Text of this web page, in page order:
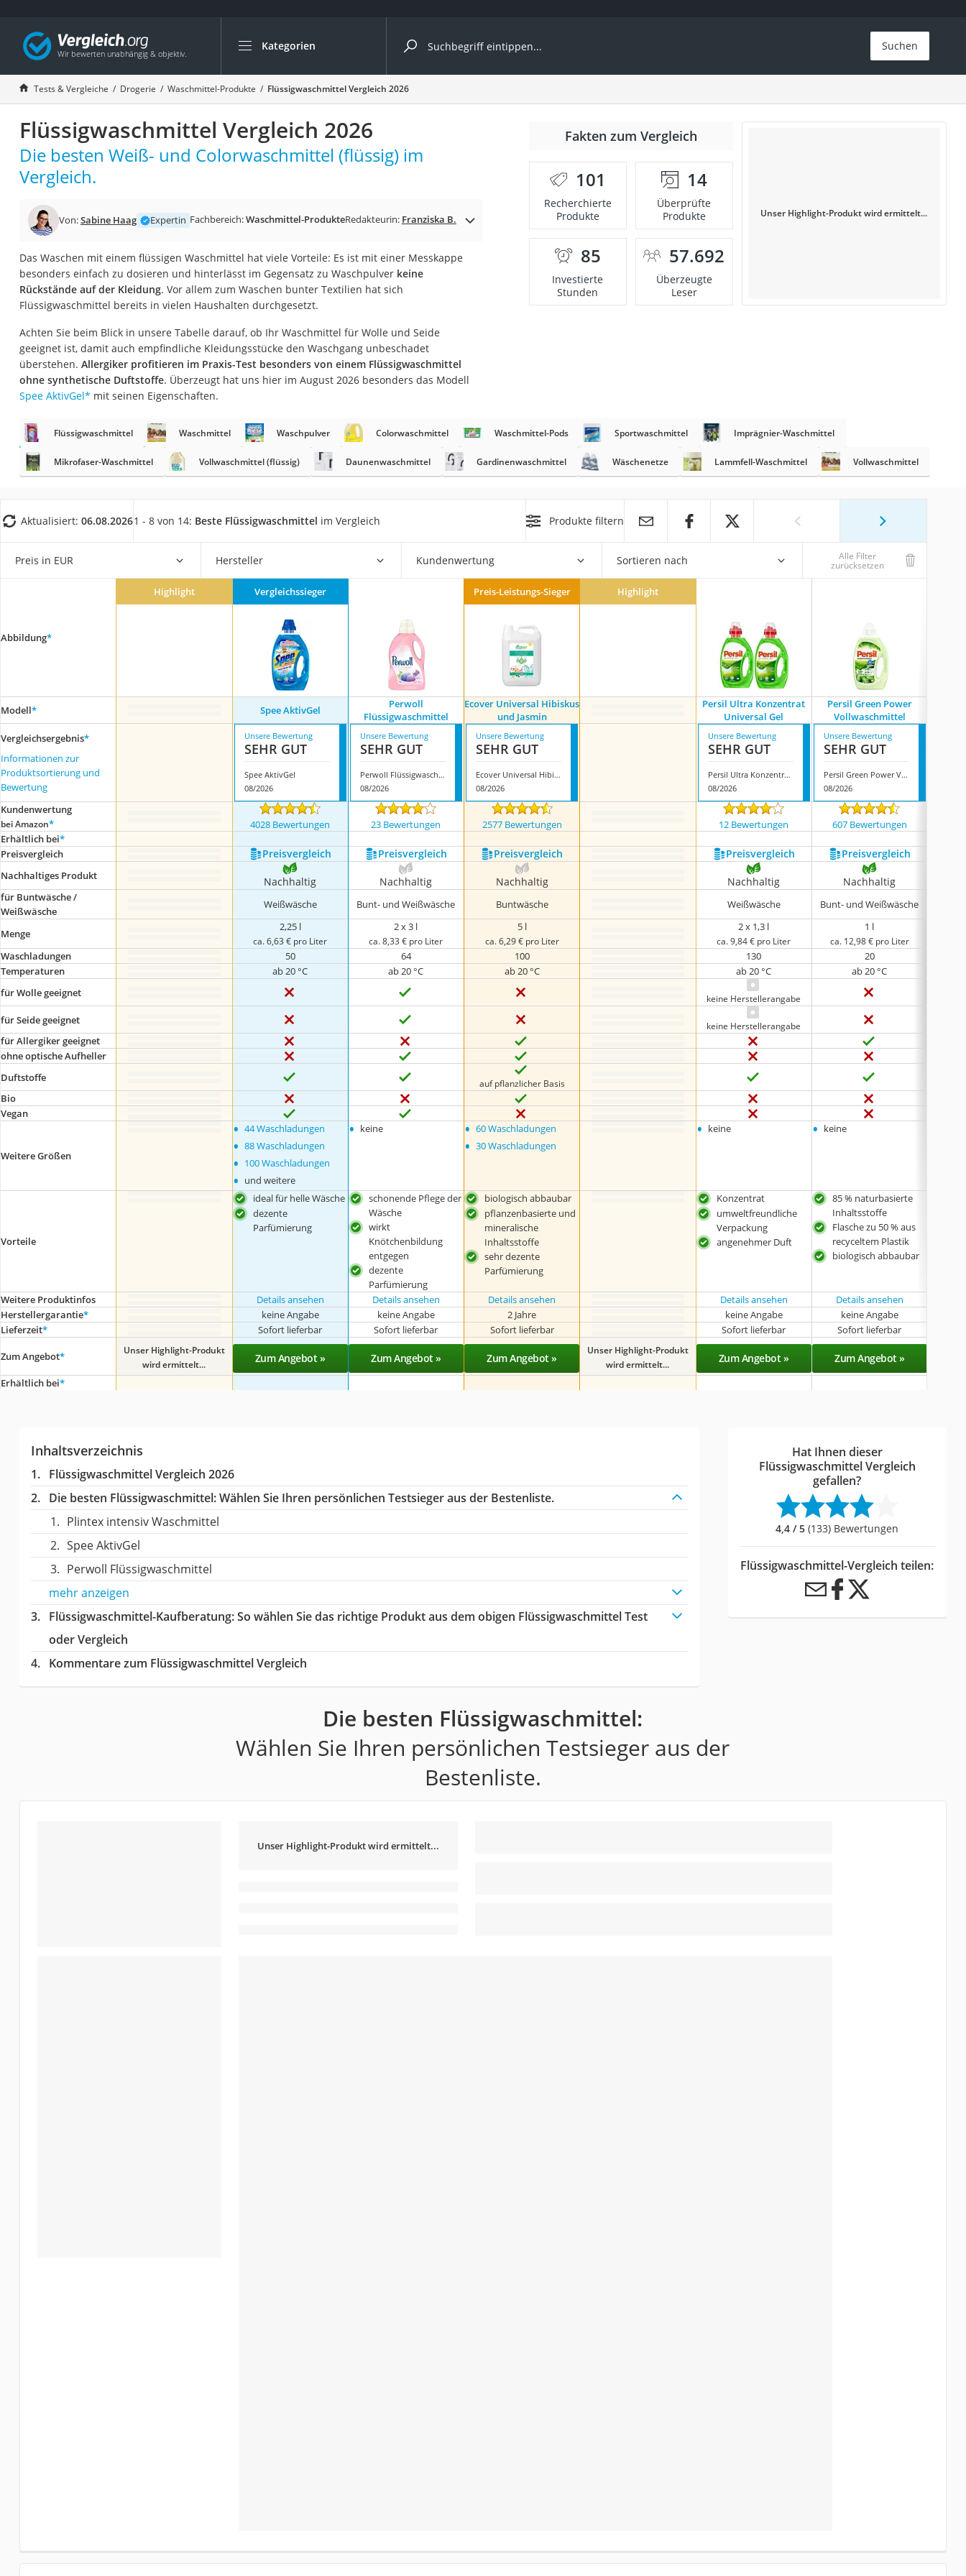
Kategorien
Die beliebtesten Vergleiche nach Kategorie
Drogerie
Inhalator
Haarschneider
Rollator
Rasierer
Massagepistole
Epilierer
Reisehaartrockner
Eiweißpulver
Magnesiumpräparat
Katzenklappe
Zeckenschutz Katze
leichter Haartrockner
Philips-Sonicare-Zahnbürste
Mineralfutter Pferd
Service
Suchen
Tests & Vergleiche Drogerie Waschmittel-Produkte Flüssigwaschmittel Vergleich 2026
Flüssigwaschmittel Vergleich 2026
Die besten Weiß- und Colorwaschmittel (flüssig) im
Vergleich.
Von:Sabine Haag Expertin Fachbereich:Waschmittel-ProdukteRedakteurin: Franziska B.
Das Waschen mit einem flüssigen Waschmittel hat viele Vorteile: Es ist mit einer Messkappe
besonders einfach zu dosieren und hinterlässt im Gegensatz zu Waschpulver keine
Rückstände auf der Kleidung. Vor allem zum Waschen bunter Textilien hat sich
Flüssigwaschmittel bereits in vielen Haushalten durchgesetzt.
Achten Sie beim Blick in unsere Tabelle darauf, ob Ihr Waschmittel für Wolle und Seide
geeignet ist, damit auch empfindliche Kleidungsstücke den Waschgang unbeschadet
überstehen. Allergiker profitieren im Praxis-Test besonders von einem Flüssigwaschmittel
ohne synthetische Duftstoffe. Überzeugt hat uns hier im August 2026 besonders das Modell
Spee AktivGel* mit seinen Eigenschaften.
Fakten zum Vergleich
101
Recherchierte
Produkte
14
Überprüfte
Produkte
85
Investierte
Stunden
57.692
Überzeugte
Leser
Unser Highlight-Produkt wird ermittelt...
Flüssigwaschmittel Waschmittel Waschpulver Colorwaschmittel Waschmittel-Pods Sportwaschmittel Imprägnier-Waschmittel
Mikrofaser-Waschmittel Vollwaschmittel (flüssig) Daunenwaschmittel Gardinenwaschmittel Wäschenetze Lammfell-Waschmittel Vollwaschmittel
Aktualisiert: 06.08.20261 - 8 von 14: Beste Flüssigwaschmittel im Vergleich Produkte filtern
Preis in EUR Hersteller Kundenwertung Sortieren nach Alle Filter
zurücksetzen
Abbildung*
Highlight Vergleichssieger Preis-Leistungs-Sieger Highlight
Modell* Spee AktivGel
Perwoll
Flüssigwaschmittel
Ecover Universal Hibiskus
und Jasmin
Persil Ultra Konzentrat
Universal Gel
Persil Green Power
Vollwaschmittel
Vergleichsergebnis*
Informationen zur
Produktsortierung und
Bewertung
Unsere Bewertung
SEHR GUT
Spee AktivGel
08/2026
Unsere Bewertung
SEHR GUT
Perwoll Flüssigwaschmittel
08/2026
Unsere Bewertung
SEHR GUT
Ecover Universal Hibiskus und Jasmin
08/2026
Unsere Bewertung
SEHR GUT
Persil Ultra Konzentrat Universal Gel
08/2026
Unsere Bewertung
SEHR GUT
Persil Green Power Vollwaschmittel
08/2026
Kundenwertung
bei Amazon* 4028 Bewertungen 23 Bewertungen 2577 Bewertungen 12 Bewertungen 607 Bewertungen
Erhältlich bei*
Preis­vergleich
Preis­vergleich Preis­vergleich Preis­vergleich Preis­vergleich Preis­vergleich
Nachhaltiges Produkt Nachhaltig Nachhaltig Nachhaltig Nachhaltig Nachhaltig
für Buntwäsche /
Weißwäsche
Weißwäsche Bunt- und Weißwäsche Buntwäsche Weißwäsche Bunt- und Weißwäsche
Menge
2,25 l
ca. 6,63 € pro Liter
2 x 3 l
ca. 8,33 € pro Liter
5 l
ca. 6,29 € pro Liter
2 x 1,3 l
ca. 9,84 € pro Liter
1 l
ca. 12,98 € pro Liter
Waschladungen 50 64 100 130
20
Temperaturen
ab 20 °C ab 20 °C ab 20 °C ab 20 °C
ab 20 °C
für Wolle geeignet
keine Herstellerangabe
für Seide geeignet keine Herstellerangabe
für Allergiker geeignet
ohne optische Aufheller
Duftstoffe
auf pflanzlicher Basis
Bio
Vegan
Weitere Größen
• 44 Waschladungen
• 88 Waschladungen
• 100 Waschladungen
• und weitere
• keine • 60 Waschladungen
• 30 Waschladungen
• keine • keine
Vorteile
ideal für helle Wäsche
dezente
Parfümierung
schonende Pflege der
Wäsche
wirkt
Knötchenbildung
entgegen
dezente
Parfümierung
biologisch abbaubar
pflanzenbasierte und
mineralische
Inhaltsstoffe
sehr dezente
Parfümierung
Konzentrat
umweltfreundliche
Verpackung
angenehmer Duft
85 % naturbasierte
Inhaltsstoffe
Flasche zu 50 % aus
recyceltem Plastik
biologisch abbaubar
Weitere Produktinfos Details ansehen Details ansehen Details ansehen Details ansehen Details ansehen
Herstellergarantie* keine Angabe keine Angabe 2 Jahre keine Angabe keine Angabe
Lieferzeit* Sofort lieferbar Sofort lieferbar Sofort lieferbar Sofort lieferbar Sofort lieferbar
Zum Angebot*
Unser Highlight-Produkt
wird ermittelt...
Zum Angebot » Zum Angebot » Zum Angebot »
Unser Highlight-Produkt
wird ermittelt...
Zum Angebot » Zum Angebot »
Erhältlich bei*
Inhaltsverzeichnis
Flüssigwaschmittel Vergleich 2026
Die besten Flüssigwaschmittel:Wählen Sie Ihren persönlichen Testsieger aus der Bestenliste.
Plintex intensiv Waschmittel
Spee AktivGel
Perwoll Flüssigwaschmittel
mehr anzeigen
Flüssigwaschmittel-Kaufberatung: So wählen Sie das richtige Produkt aus dem obigen Flüssigwaschmittel Test
oder Vergleich
Kommentare zum Flüssigwaschmittel Vergleich
Hat Ihnen dieser
Flüssigwaschmittel Vergleich
gefallen?
4,4 / 5 (133) Bewertungen
Flüssigwaschmittel-Vergleich teilen:
Die besten Flüssigwaschmittel:
Wählen Sie Ihren persönlichen Testsieger aus der
Bestenliste.
Unser Highlight-Produkt wird ermittelt...